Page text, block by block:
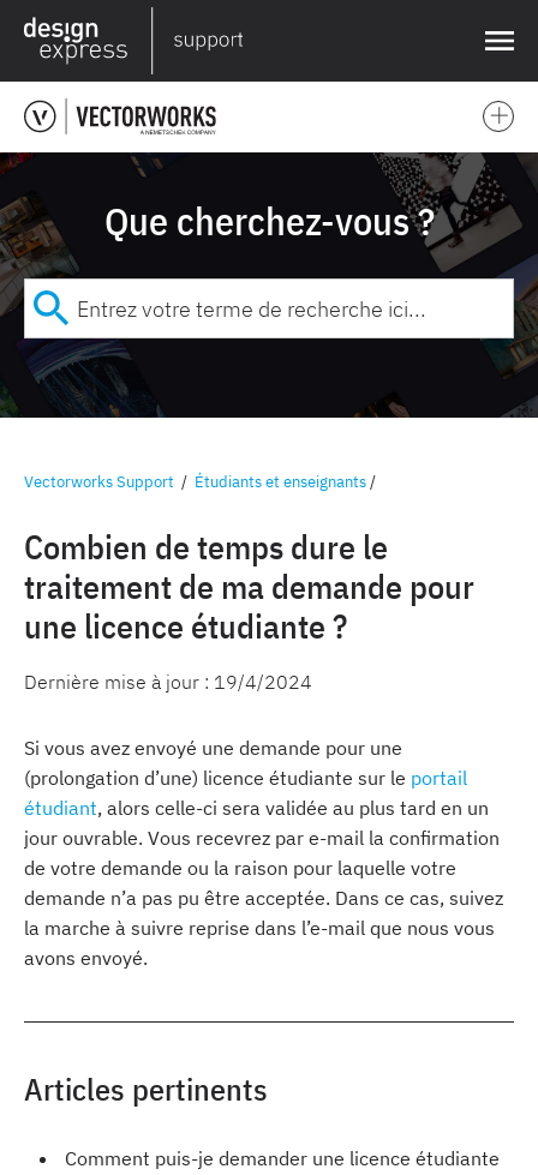
❌
Que cherchez-vous ?
Vectorworks Support / Étudiants et enseignants/
Combien de temps dure le
traitement de ma demande pour
une licence étudiante ?
Dernière mise à jour : 19/4/2024
Si vous avez envoyé une demande pour une
(prolongation d’une) licence étudiante sur le portail
étudiant, alors celle-ci sera validée au plus tard en un
jour ouvrable. Vous recevrez par e-mail la confirmation
de votre demande ou la raison pour laquelle votre
demande n’a pas pu être acceptée. Dans ce cas, suivez
la marche à suivre reprise dans l’e-mail que nous vous
avons envoyé.
Articles pertinents
Comment puis-je demander une licence étudiante